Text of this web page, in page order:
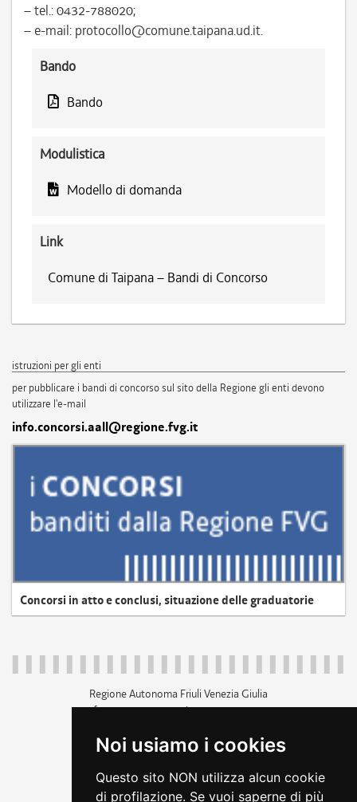
Noi usiamo i cookies
Questo sito NON utilizza alcun cookie
di profilazione. Se vuoi saperne di più
– tel.: 0432-788020;
– e-mail: protocollo@comune.taipana.ud.it.
Bando
Bando
Modulistica
Modello di domanda
Link
Comune di Taipana – Bandi di Concorso
istruzioni per gli enti
per pubblicare i bandi di concorso sul sito della Regione gli enti devono
utilizzare l'e-mail
info.concorsi.aall@regione.fvg.it
Concorsi in atto e conclusi, situazione delle graduatorie
Regione Autonoma Friuli Venezia Giulia
c.f. 80014930327; p.iva 00526040324
+39 040 3771111
amministrazione trasparente